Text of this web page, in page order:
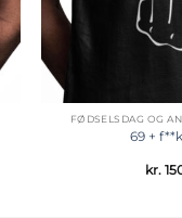
FØDSELSDAG OG
69 +
kr.